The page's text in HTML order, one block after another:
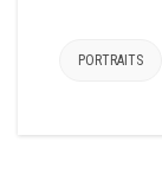
PORTRAITS